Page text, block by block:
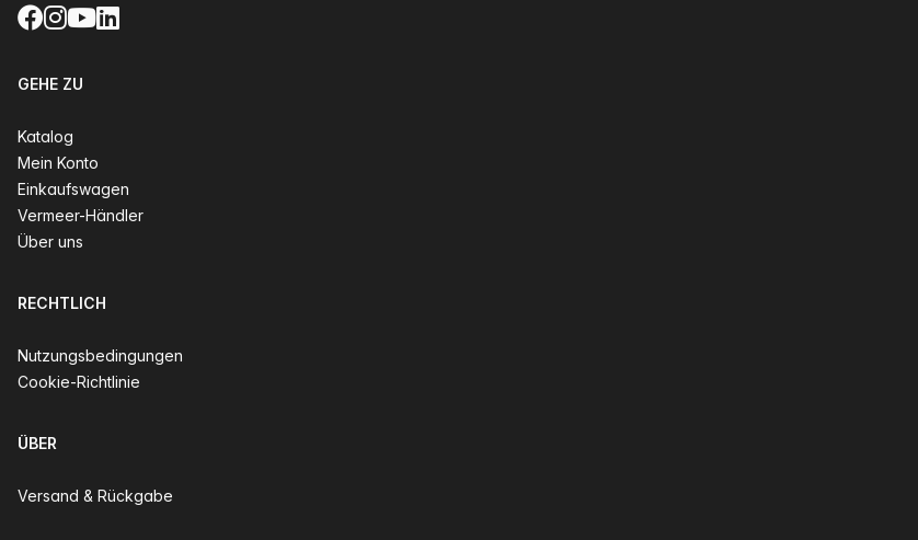
Facebook
Instagram
YouTube
LinkedIn
GEHE ZU
Katalog
Mein Konto
Einkaufswagen
Vermeer-Händler
Über uns
RECHTLICH
Nutzungsbedingungen
Cookie-Richtlinie
ÜBER
Versand & Rückgabe